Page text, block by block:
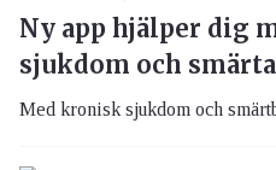
Ny app hjälper dig
sjukdom och